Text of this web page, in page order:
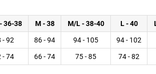
36-38 M - 38 M/L - 38-40 L - 40
- 92 86 - 94 94 - 105 94 - 102
- 74 66 - 74 75 - 85 74 - 82